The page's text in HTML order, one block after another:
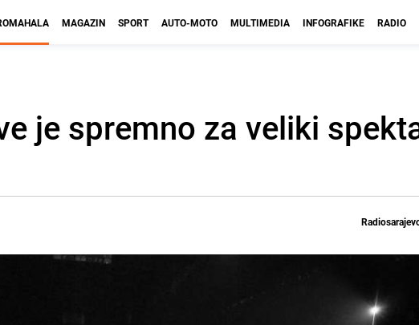
MAGAZIN SPORT AUTO-MOTO MULTIMEDIA INFOGRAFIKE RADIO
je spremno za veliki